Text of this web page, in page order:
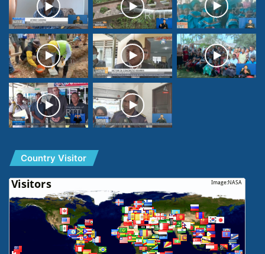
Country Visitor